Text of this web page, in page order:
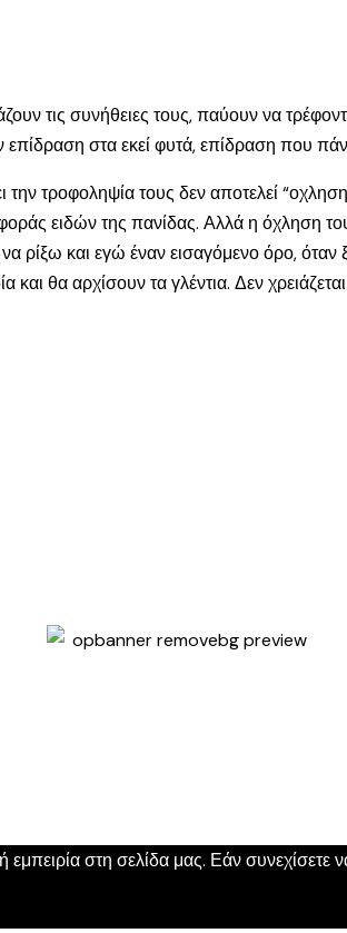
τις συνήθειες τους, παύουν να
στα εκεί φυτά, επίδραση που
τροφοληψία τους δεν αποτελεί
ειδών της πανίδας. Αλλά η όχληση
να ρίξω και εγώ έναν εισαγόμενο όρο,
και θα αρχίσουν τα γλέντια. Δεν
στη σελίδα μας. Εάν συνεχίσετε